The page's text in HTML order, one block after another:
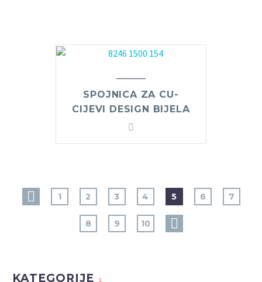
SPOJNICA ZA CU-
CIJEVI DESIGN BIJELA
1 2 3 4 5 6 7
8 9 10
KATEGORIJE